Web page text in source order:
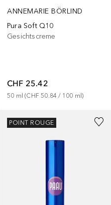
ANNEMARIE BÖRLIND
Pura Soft Q10
Gesichtscreme
CHF 25.42
50 ml (CHF 50.84 / 100 ml)
POINT ROUGE